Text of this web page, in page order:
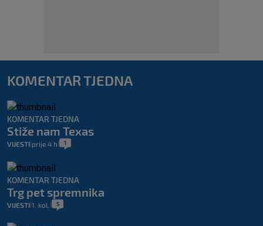
KOMENTAR TJEDNA
KOMENTAR TJEDNA
Stiže nam Texas
VIJESTI prije 4 h 1
KOMENTAR TJEDNA
Trg pet spremnika
VIJESTI 1. kol. 5